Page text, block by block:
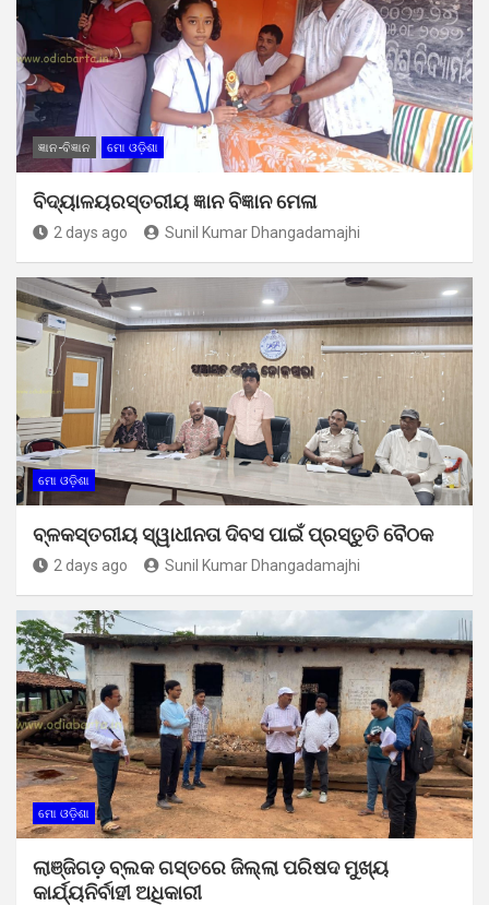
ଜ୍ଞାନ-ବିଜ୍ଞାନ ମୋ ଓଡ଼ିଶା
ବିଦ୍ୟାଳୟରସ୍ତରୀୟ ଜ୍ଞାନ ବିଜ୍ଞାନ ମେଳା
2 days ago Sunil Kumar Dhangadamajhi
ମୋ ଓଡ଼ିଶା
ବ୍ଳକସ୍ତରୀୟ ସ୍ୱାଧୀନତା ଦିବସ ପାଇଁ ପ୍ରସ୍ତୁତି ବୈଠକ
2 days ago Sunil Kumar Dhangadamajhi
ମୋ ଓଡ଼ିଶା
ଲାଞ୍ଜିଗଡ଼ ବ୍ଲକ ଗସ୍ତରେ ଜିଲ୍ଲା ପରିଷଦ ମୁଖ୍ୟ
କାର୍ଯ୍ୟନିର୍ବାହୀ ଅଧିକାରୀ